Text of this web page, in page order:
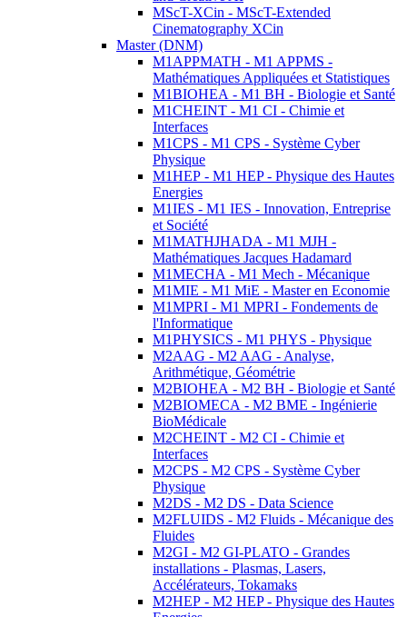
MScT-XCin - MScT-Extended
Cinematography XCin
Master (DNM)
M1APPMATH - M1 APPMS -
Mathématiques Appliquées et Statistiques
M1BIOHEA - M1 BH - Biologie et Santé
M1CHEINT - M1 CI - Chimie et
Interfaces
M1CPS - M1 CPS - Système Cyber
Physique
M1HEP - M1 HEP - Physique des Hautes
Energies
M1IES - M1 IES - Innovation, Entreprise
et Société
M1MATHJHADA - M1 MJH -
Mathématiques Jacques Hadamard
M1MECHA - M1 Mech - Mécanique
M1MIE - M1 MiE - Master en Economie
M1MPRI - M1 MPRI - Fondements de
l'Informatique
M1PHYSICS - M1 PHYS - Physique
M2AAG - M2 AAG - Analyse,
Arithmétique, Géométrie
M2BIOHEA - M2 BH - Biologie et Santé
M2BIOMECA - M2 BME - Ingénierie
BioMédicale
M2CHEINT - M2 CI - Chimie et
Interfaces
M2CPS - M2 CPS - Système Cyber
Physique
M2DS - M2 DS - Data Science
M2FLUIDS - M2 Fluids - Mécanique des
Fluides
M2GI - M2 GI-PLATO - Grandes
installations - Plasmas, Lasers,
Accélérateurs, Tokamaks
M2HEP - M2 HEP - Physique des Hautes